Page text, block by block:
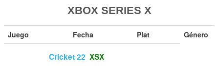
XBOX SERIES X
Juego Fecha Plat Género
Cricket 22 XSX